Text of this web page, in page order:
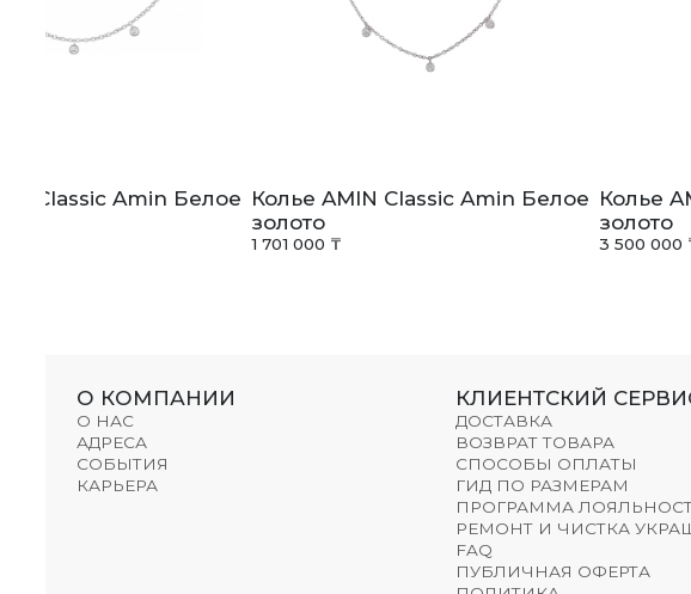
Classic Amin Белое Колье AMIN Classic Amin Белое
золото
1 701 000 ₸
Колье
золото
3 500 000
О КОМПАНИИ
О НАС
АДРЕСА
СОБЫТИЯ
КАРЬЕРА
КЛИЕНТСКИЙ
ДОСТАВКА
ВОЗВРАТ ТОВАРА
СПОСОБЫ ОПЛАТЫ
ГИД ПО РАЗМЕРАМ
ПРОГРАММА
РЕМОНТ И ЧИСТКА
FAQ
ПУБЛИЧНАЯ ОФЕРТА